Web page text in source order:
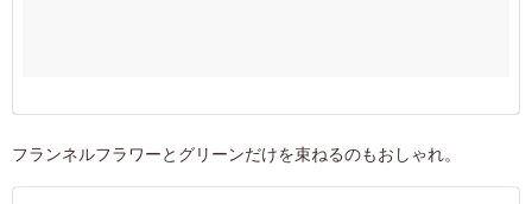
フランネルフラワーとグリーンだけを束ねるのもおしゃれ。